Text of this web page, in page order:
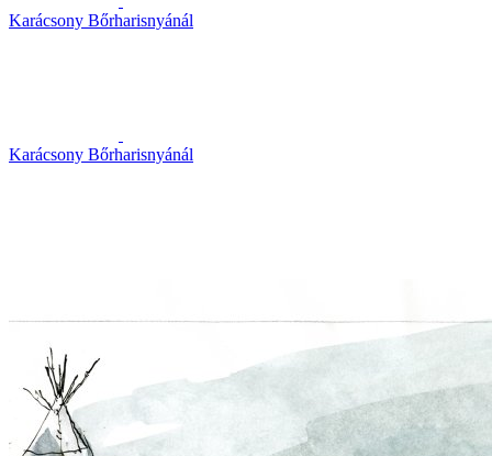
Karácsony Bőrharisnyánál
Karácsony Bőrharisnyánál